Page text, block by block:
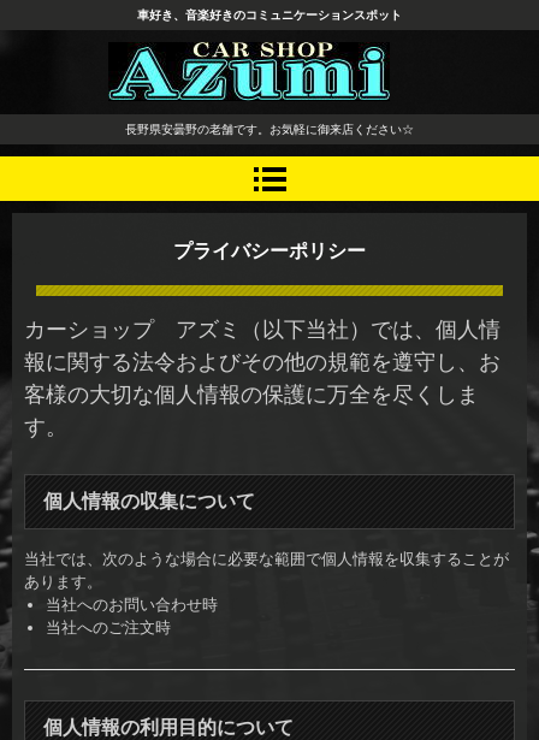
長野県 安曇野市 タイヤ ホ
イール デッドニング カーオ
ーディオ レカロシート
車好き、音楽好きのコミュニケーションスポット
長野県安曇野の老舗です。お気軽に御来店ください☆
プライバシーポリシー
カーショップ アズミ（以下当社）では、個人情
報に関する法令およびその他の規範を遵守し、お
客様の大切な個人情報の保護に万全を尽くしま
す。
個人情報の収集について
当社では、次のような場合に必要な範囲で個人情報を収集することが
あります。
当社へのお問い合わせ時
当社へのご注文時
個人情報の利用目的について